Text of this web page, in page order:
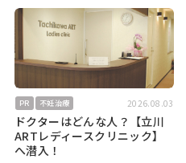
PR 不妊治療 2026.08.03
ドクターはどんな人？【立川
ARTレディースクリニック】
へ潜入！